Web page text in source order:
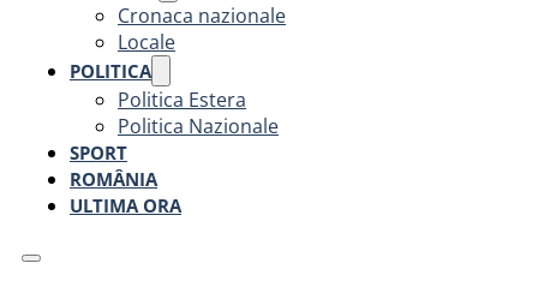
Cronaca nazionale
Locale
POLITICA
Politica Estera
Politica Nazionale
SPORT
ROMÂNIA
ULTIMA ORA